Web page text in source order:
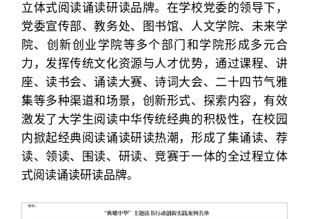
立体式阅读诵读研读品牌。在学校党委的领导下，
党委宣传部、教务处、图书馆、人文学院、未来学
院、创新创业学院等多个部门和学院形成多元合
力，发挥传统文化资源与人才优势，通过课程、讲
座、读书会、诵读大赛、诗词大会、二十四节气雅
集等多种渠道和场景，创新形式、探索内容，有效
激发了大学生阅读中华传统经典的积极性，在校园
内掀起经典阅读诵读研读热潮，形成了集诵读、荐
读、领读、围读、研读、竞赛于一体的全过程立体
式阅读诵读研读品牌。